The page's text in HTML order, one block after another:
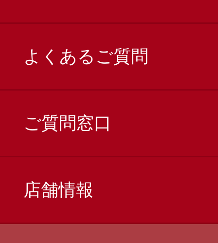
よくあるご質問
ご質問窓口
店舗情報